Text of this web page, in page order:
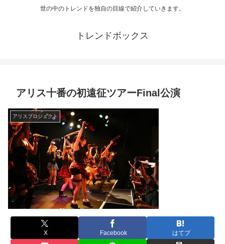
世の中のトレンドを独自の目線で紹介していきます。
トレンドボックス
アリス十番の初遠征ツアーFinal公演
アリスプロジェクト
X Facebook はてブ